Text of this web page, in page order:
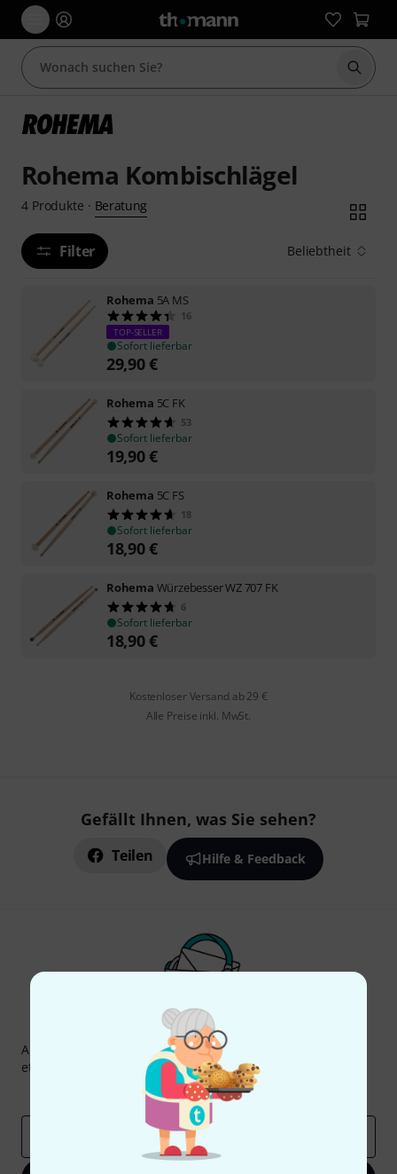
Suche
Rohema Kombischlägel
4 Produkte · Beratung
Filter Beliebtheit
Rohema 5A MS
16
TOP-SELLER
Sofort lieferbar
29,90€
Rohema 5C FK
53
Sofort lieferbar
19,90€
Rohema 5C FS
18
Sofort lieferbar
18,90€
Rohema Würzebesser WZ 707 FK
6
Sofort lieferbar
18,90€
Kostenloser Versand ab 29 €
Alle Preise inkl. MwSt.
Gefällt Ihnen, was Sie sehen?
Teilen Hilfe & Feedback
Thomann Newsletter
Abonniere den Thomann Newsletter und gewinne mit
etwas Glück einen von 50 Gutscheinenüber jeweils
Inspirierende Beiträge
Deals